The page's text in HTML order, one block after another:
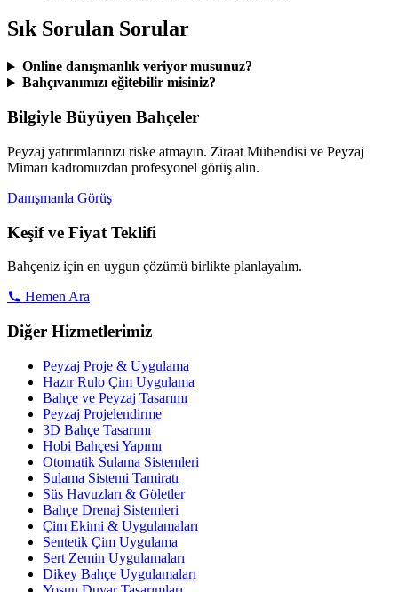
Sık Sorulan Sorular
Online danışmanlık veriyor musunuz?
Bahçıvanımızı eğitebilir misiniz?
Bilgiyle Büyüyen Bahçeler
Peyzaj yatırımlarınızı riske atmayın. Ziraat Mühendisi ve Peyzaj
Mimarı kadromuzdan profesyonel görüş alın.
Danışmanla Görüş
Keşif ve Fiyat Teklifi
Bahçeniz için en uygun çözümü birlikte planlayalım.
Hemen Ara
Diğer Hizmetlerimiz
Peyzaj Proje & Uygulama
Hazır Rulo Çim Uygulama
Bahçe ve Peyzaj Tasarımı
Peyzaj Projelendirme
3D Bahçe Tasarımı
Hobi Bahçesi Yapımı
Otomatik Sulama Sistemleri
Sulama Sistemi Tamiratı
Süs Havuzları & Göletler
Bahçe Drenaj Sistemleri
Çim Ekimi & Uygulamaları
Sentetik Çim Uygulama
Sert Zemin Uygulamaları
Dikey Bahçe Uygulamaları